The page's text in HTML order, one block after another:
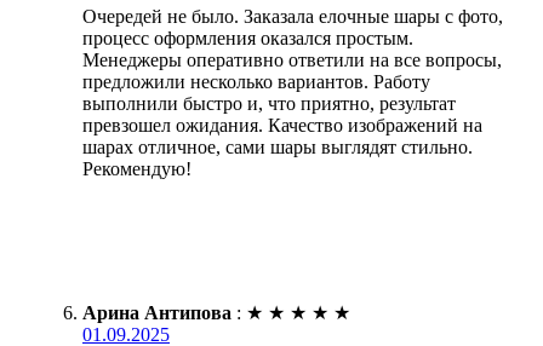
Очередей не было. Заказала елочные шары с фото,
процесс оформления оказался простым.
Менеджеры оперативно ответили на все вопросы,
предложили несколько вариантов. Работу
выполнили быстро и, что приятно, результат
превзошел ожидания. Качество изображений на
шарах отличное, сами шары выглядят стильно.
Рекомендую!
Арина Антипова : ★ ★ ★ ★ ★
01.09.2025